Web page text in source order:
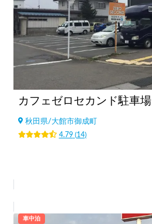
カフェゼロセカンド駐車場
秋田県/大館市御成町
4.79(14)
車中泊